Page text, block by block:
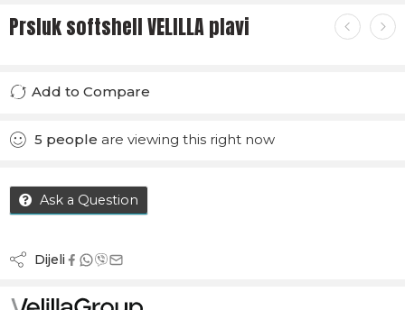
Prsluk softshell VELILLA plavi
Add to Compare
5 people are viewing this right now
Ask a Question
Dijeli